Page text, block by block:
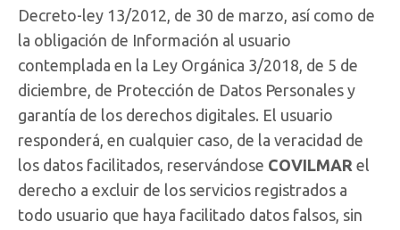
Decreto-ley 13/2012, de 30 de marzo, así como de
la obligación de Información al usuario
contemplada en la Ley Orgánica 3/2018, de 5 de
diciembre, de Protección de Datos Personales y
garantía de los derechos digitales. El usuario
responderá, en cualquier caso, de la veracidad de
los datos facilitados, reservándose COVILMAR el
derecho a excluir de los servicios registrados a
todo usuario que haya facilitado datos falsos, sin